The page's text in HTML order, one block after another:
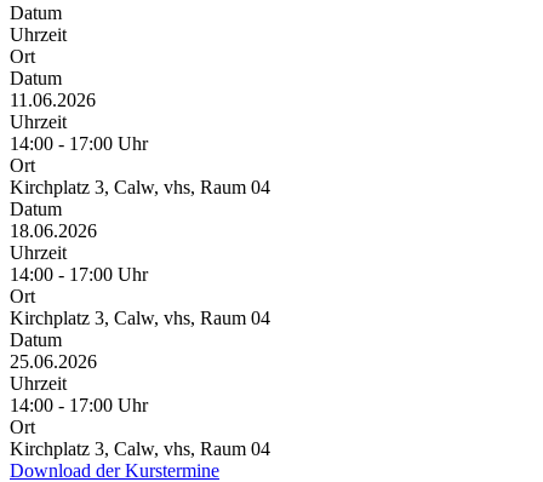
Datum
Uhrzeit
Ort
Datum
11.06.2026
Uhrzeit
14:00 - 17:00 Uhr
Ort
Kirchplatz 3, Calw, vhs, Raum 04
Datum
18.06.2026
Uhrzeit
14:00 - 17:00 Uhr
Ort
Kirchplatz 3, Calw, vhs, Raum 04
Datum
25.06.2026
Uhrzeit
14:00 - 17:00 Uhr
Ort
Kirchplatz 3, Calw, vhs, Raum 04
Download der Kurstermine